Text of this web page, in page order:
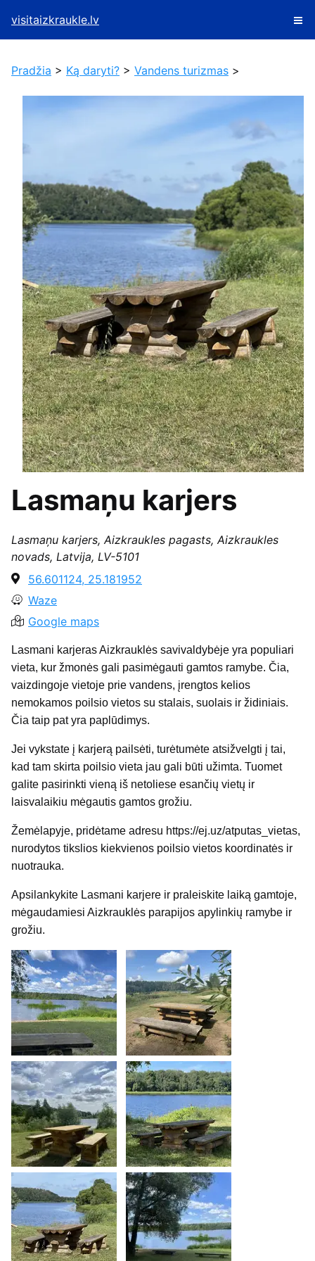
visitaizkraukle.lv
Pradžia > Ką daryti? > Vandens turizmas >
Lasmaņu karjers
Lasmaņu karjers, Aizkraukles pagasts, Aizkraukles
novads, Latvija, LV-5101
56.601124, 25.181952
Waze
Google maps
Lasmani karjeras Aizkrauklės savivaldybėje yra populiari
vieta, kur žmonės gali pasimėgauti gamtos ramybe. Čia,
vaizdingoje vietoje prie vandens, įrengtos kelios
nemokamos poilsio vietos su stalais, suolais ir židiniais.
Čia taip pat yra paplūdimys.
Jei vykstate į karjerą pailsėti, turėtumėte atsižvelgti į tai,
kad tam skirta poilsio vieta jau gali būti užimta. Tuomet
galite pasirinkti vieną iš netoliese esančių vietų ir
laisvalaikiu mėgautis gamtos grožiu.
Žemėlapyje, pridėtame adresu https://ej.uz/atputas_vietas,
nurodytos tikslios kiekvienos poilsio vietos koordinatės ir
nuotrauka.
Apsilankykite Lasmani karjere ir praleiskite laiką gamtoje,
mėgaudamiesi Aizkrauklės parapijos apylinkių ramybe ir
grožiu.